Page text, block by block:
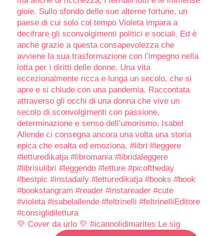
💛 Cover da urlo 💛 #icannolidimarites Le sig